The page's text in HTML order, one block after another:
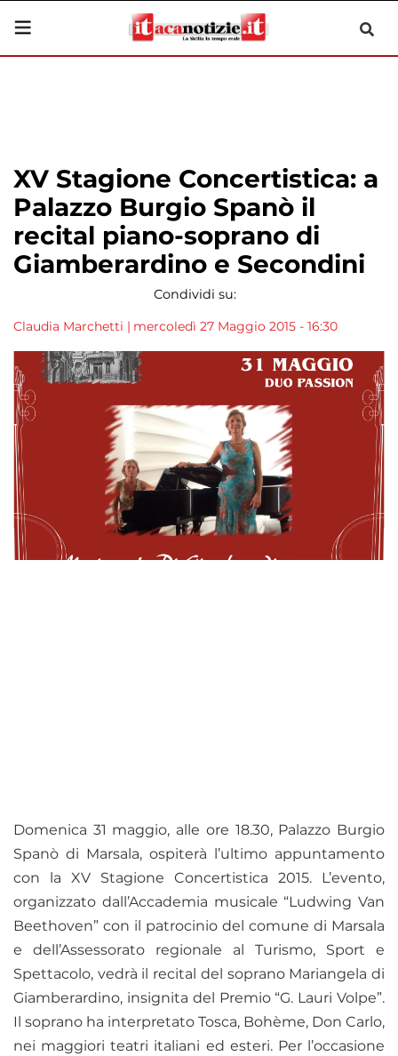
XV Stagione Concertistica: a
Palazzo Burgio Spanò il
recital piano-soprano di
Giamberardino e Secondini
Condividi su:
Claudia Marchetti | mercoledì 27 Maggio 2015 - 16:30
Domenica 31 maggio, alle ore 18.30, Palazzo Burgio
Spanò di Marsala, ospiterà l’ultimo appuntamento
con la XV Stagione Concertistica 2015. L’evento,
organizzato dall’Accademia musicale “Ludwing Van
Beethoven” con il patrocinio del comune di Marsala
e dell’Assessorato regionale al Turismo, Sport e
Spettacolo, vedrà il recital del soprano Mariangela di
Giamberardino, insignita del Premio “G. Lauri Volpe”.
Il soprano ha interpretato Tosca, Bohème, Don Carlo,
nei maggiori teatri italiani ed esteri. Per l’occasione